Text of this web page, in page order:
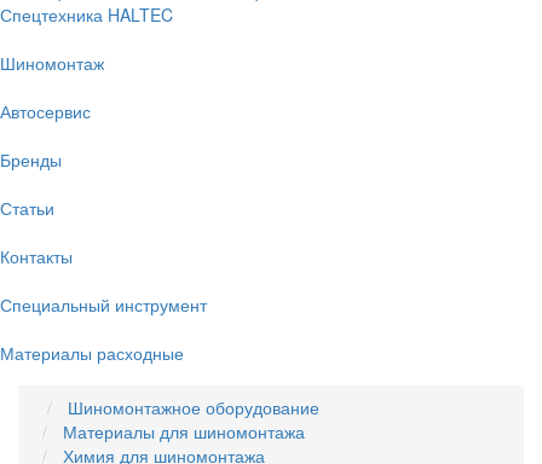
Спецтехника HALTEC
Шиномонтаж
Автосервис
Бренды
Статьи
Контакты
Специальный инструмент
Материалы расходные
Шиномонтажное оборудование
Материалы для шиномонтажа
Химия для шиномонтажа